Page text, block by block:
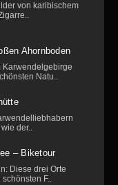
von karibischem
Ahornboden
Karwendelgebirge
Natu..
der..
– Biketour
Diese drei Orte
F..